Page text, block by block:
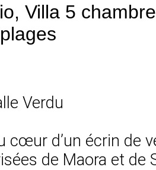
Villa 5
Verdu
cœur d’un écrin de
de Maora et de